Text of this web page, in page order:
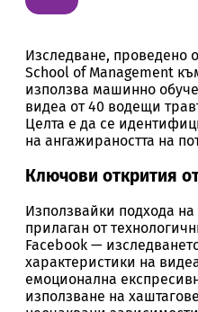
Изследване, проведено
School of Management
използва машинно
видеа от 40 водещи
Целта е да се
на ангажираността на
Ключови открития
Използвайки подхода
прилаган от
Facebook —
характеристики на
емоционална
използване на